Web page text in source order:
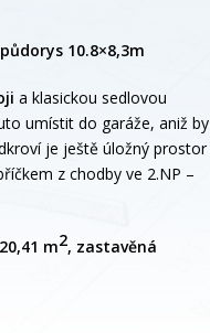
10.8×8,3m
a klasickou sedlovou
umístit do garáže, aniž by
je ještě úložný prostor
z chodby ve 2.NP –
m2, zastavěná